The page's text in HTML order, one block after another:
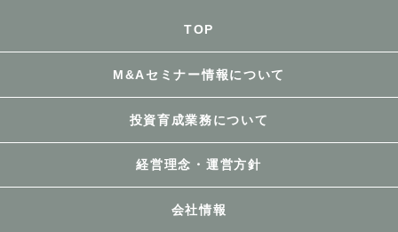
TOP
M&Aセミナー情報について
投資育成業務について
経営理念・運営方針
会社情報